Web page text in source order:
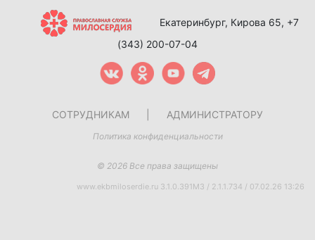
Екатеринбург, Кирова 65, +7
(343) 200-07-04
СОТРУДНИКАМ АДМИНИСТРАТОРУ
Политика конфиденциальности
© 2026 Все права защищены
www.ekbmiloserdie.ru 3.1.0.391M3 / 2.1.1.734 / 07.02.26 13:26